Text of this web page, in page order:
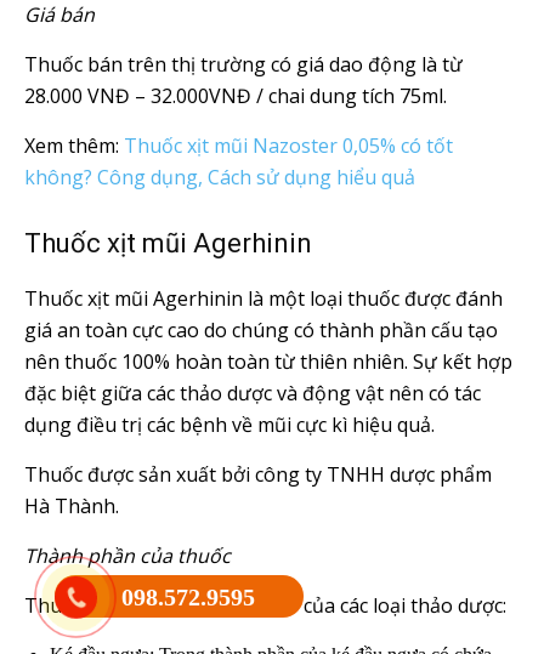
Giá bán
Thuốc bán trên thị trường có giá dao động là từ
28.000 VNĐ – 32.000VNĐ / chai dung tích 75ml.
Xem thêm: Thuốc xịt mũi Nazoster 0,05% có tốt
không? Công dụng, Cách sử dụng hiểu quả
Thuốc xịt mũi Agerhinin
Thuốc xịt mũi Agerhinin là một loại thuốc được đánh
giá an toàn cực cao do chúng có thành phần cấu tạo
nên thuốc 100% hoàn toàn từ thiên nhiên. Sự kết hợp
đặc biệt giữa các thảo dược và động vật nên có tác
dụng điều trị các bệnh về mũi cực kì hiệu quả.
Thuốc được sản xuất bởi công ty TNHH dược phẩm
Hà Thành.
Thành phần của thuốc
Thuốc là sự kết hợp hoàn hảo của các loại thảo dược:
098.572.9595